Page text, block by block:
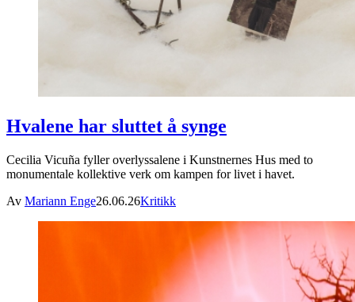
Hvalene har sluttet å synge
Cecilia Vicuña fyller overlyssalene i Kunstnernes Hus med to
monumentale kollektive verk om kampen for livet i havet.
Av Mariann Enge26.06.26Kritikk